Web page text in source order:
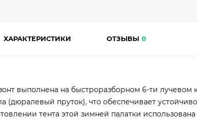
ХАРАКТЕРИСТИКИ ОТЗЫВЫ 0
выполнена на быстроразборном 6-ти лучевом
(дюралевый пруток), что обеспечивает
тента этой зимней палатки